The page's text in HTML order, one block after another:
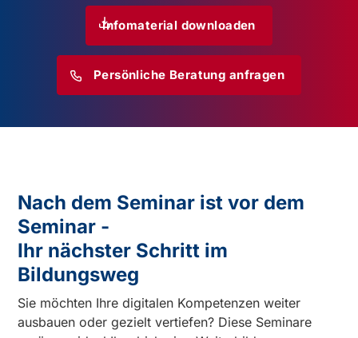
Infomaterial downloaden
Persönliche Beratung anfragen
Nach dem Seminar ist vor dem
Seminar -
Ihr nächster Schritt im
Bildungsweg
Sie möchten Ihre digitalen Kompetenzen weiter
ausbauen oder gezielt vertiefen? Diese Seminare